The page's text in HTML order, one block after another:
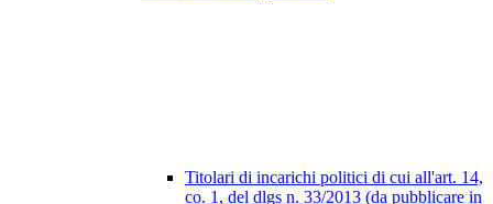
Titolari di incarichi politici di cui all'art. 14,
co. 1, del dlgs n. 33/2013 (da pubblicare in